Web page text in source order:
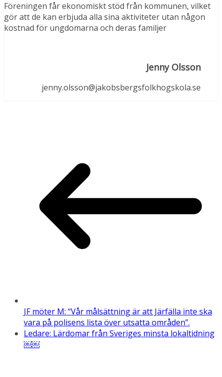
Föreningen får ekonomiskt stöd från kommunen, vilket
gör att de kan erbjuda alla sina aktiviteter utan någon
kostnad för ungdomarna och deras familjer
Jenny Olsson
jenny.olsson@jakobsbergsfolkhogskola.se
JF möter M: “Vår målsättning är att Järfälla inte ska
vara på polisens lista över utsatta områden”.
Ledare: Lärdomar från Sveriges minsta lokaltidning
￼￼